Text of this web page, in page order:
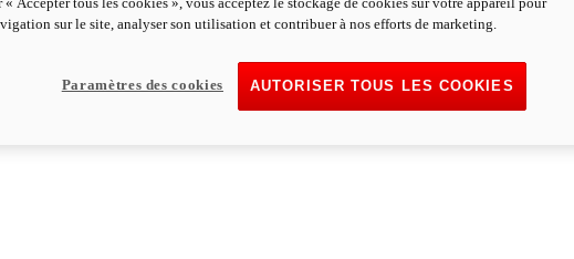
sur le site, analyser son utilisation et contribuer à nos efforts de marketing.
AUTORISER TOUS LES COOKIES
Paramètres des cookies